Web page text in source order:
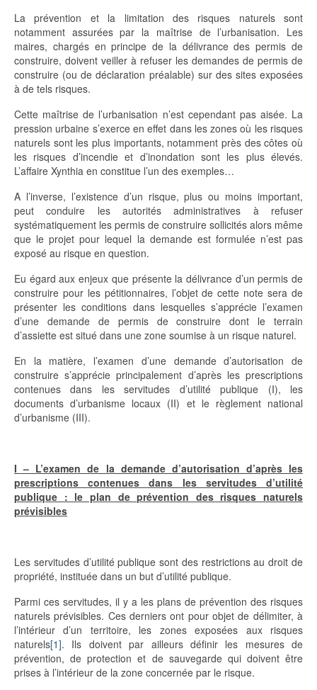
La prévention et la limitation des risques naturels sont
notamment assurées par la maîtrise de l’urbanisation. Les
maires, chargés en principe de la délivrance des permis de
construire, doivent veiller à refuser les demandes de permis de
construire (ou de déclaration préalable) sur des sites exposées
à de tels risques.
Cette maîtrise de l’urbanisation n’est cependant pas aisée. La
pression urbaine s’exerce en effet dans les zones où les risques
naturels sont les plus importants, notamment près des côtes où
les risques d’incendie et d’inondation sont les plus élevés.
L’affaire Xynthia en constitue l’un des exemples…
A l’inverse, l’existence d’un risque, plus ou moins important,
peut conduire les autorités administratives à refuser
systématiquement les permis de construire sollicités alors même
que le projet pour lequel la demande est formulée n’est pas
exposé au risque en question.
Eu égard aux enjeux que présente la délivrance d’un permis de
construire pour les pétitionnaires, l’objet de cette note sera de
présenter les conditions dans lesquelles s’apprécie l’examen
d’une demande de permis de construire dont le terrain
d’assiette est situé dans une zone soumise à un risque naturel.
En la matière, l’examen d’une demande d’autorisation de
construire s’apprécie principalement d’après les prescriptions
contenues dans les servitudes d’utilité publique (I), les
documents d’urbanisme locaux (II) et le règlement national
d’urbanisme (III).
I – L’examen de la demande d’autorisation d’après les
prescriptions contenues dans les servitudes d’utilité
publique : le plan de prévention des risques naturels
prévisibles
Les servitudes d’utilité publique sont des restrictions au droit de
propriété, instituée dans un but d’utilité publique.
Parmi ces servitudes, il y a les plans de prévention des risques
naturels prévisibles. Ces derniers ont pour objet de délimiter, à
l’intérieur d’un territoire, les zones exposées aux risques
naturels[1]. Ils doivent par ailleurs définir les mesures de
prévention, de protection et de sauvegarde qui doivent être
prises à l’intérieur de la zone concernée par le risque.